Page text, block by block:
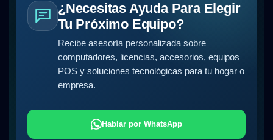
¿Necesitas Ayuda Para Elegir
Tu Próximo Equipo?
Recibe asesoría personalizada sobre
computadores, licencias, accesorios, equipos
POS y soluciones tecnológicas para tu hogar o
empresa.
Hablar por WhatsApp